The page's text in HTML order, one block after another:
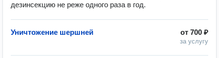
дезинсекцию не реже одного раза в год.
от 700 ₽
за услугу
Уничтожение шершней